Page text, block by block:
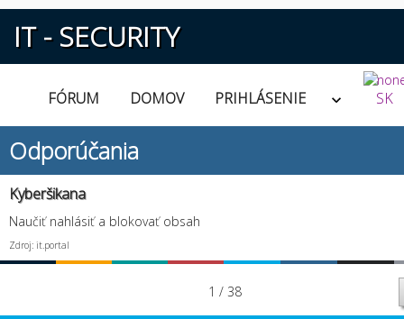
IT - SECURITY
FÓRUM DOMOV PRIHLÁSENIE SK
Odporúčania
Kyberšikana
Naučiť nahlásiť a blokovať obsah
Zdroj: it.portal
1 / 38